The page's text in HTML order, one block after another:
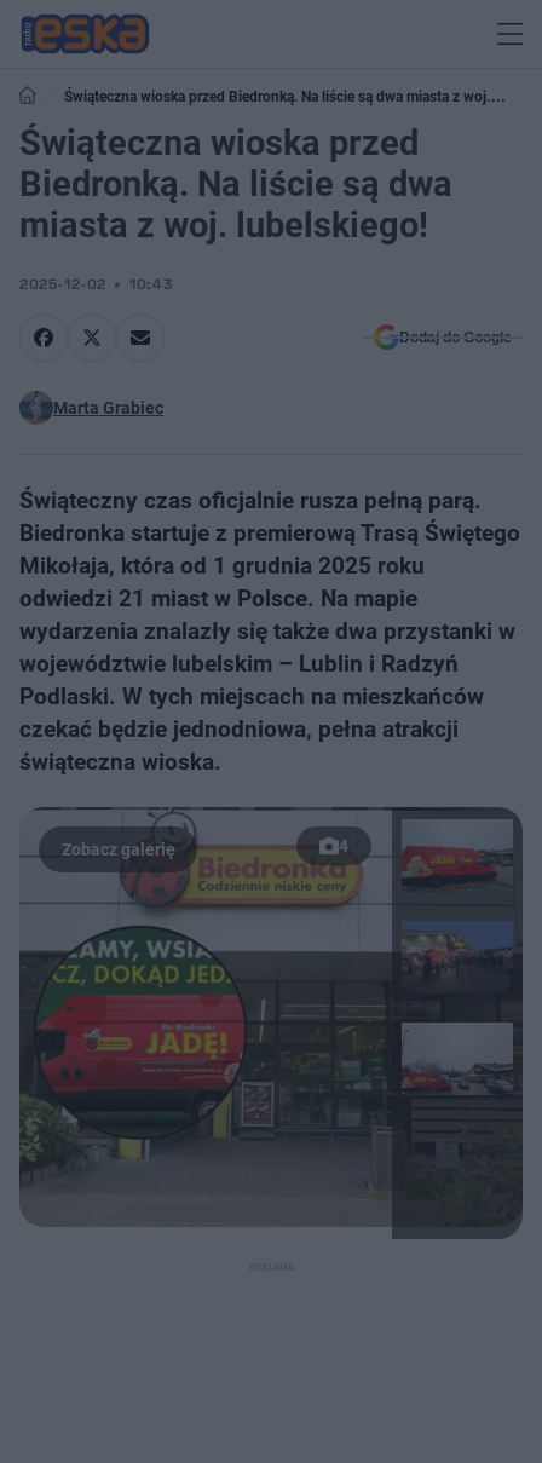
Świąteczna wioska przed Biedronką. Na liście są dwa miasta z woj.
lubelskiego!
Świąteczna wioska przed
Biedronką. Na liście są dwa
miasta z woj. lubelskiego!
2025-12-02 10:43
Dodaj do Google
Marta Grabiec
Świąteczny czas oficjalnie rusza pełną parą.
Biedronka startuje z premierową Trasą Świętego
Mikołaja, która od 1 grudnia 2025 roku
odwiedzi 21 miast w Polsce. Na mapie
wydarzenia znalazły się także dwa przystanki w
województwie lubelskim – Lublin i Radzyń
Podlaski. W tych miejscach na mieszkańców
czekać będzie jednodniowa, pełna atrakcji
świąteczna wioska.
4